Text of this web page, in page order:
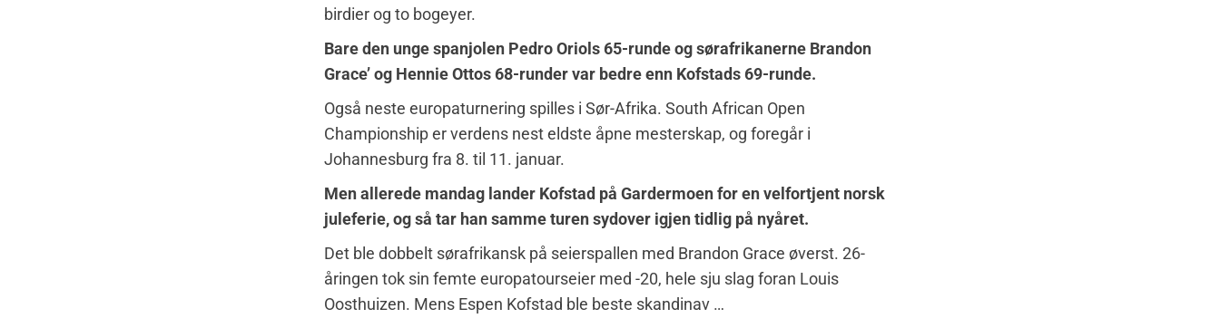
birdier og to bogeyer.
Bare den unge spanjolen Pedro Oriols 65-runde og sørafrikanerne Brandon
Grace’ og Hennie Ottos 68-runder var bedre enn Kofstads 69-runde.
Også neste europaturnering spilles i Sør-Afrika. South African Open
Championship er verdens nest eldste åpne mesterskap, og foregår i
Johannesburg fra 8. til 11. januar.
Men allerede mandag lander Kofstad på Gardermoen for en velfortjent norsk
juleferie, og så tar han samme turen sydover igjen tidlig på nyåret.
Det ble dobbelt sørafrikansk på seierspallen med Brandon Grace øverst. 26-
åringen tok sin femte europatourseier med -20, hele sju slag foran Louis
Oosthuizen. Mens Espen Kofstad ble beste skandinav …